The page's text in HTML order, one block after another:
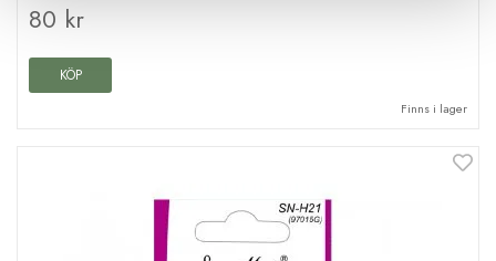
80 kr
KÖP
Finns i lager